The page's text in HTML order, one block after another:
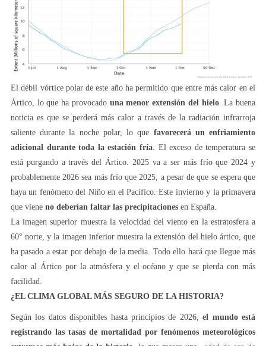
El débil vórtice polar de este año ha permitido que entre más calor en el
Ártico, lo que ha provocado una menor extensión del hielo. La buena
noticia es que se perderá más calor a través de la radiación infrarroja
saliente durante la noche polar, lo que favorecerá un enfriamiento
adicional durante toda la estación fría . El exceso de temperatura se
está purgando a través del Ártico. 2025 va a ser más frío que 2024 y
probablemente 2026 sea más frío que 2025, a pesar de que se espera que
haya un fenómeno del Niño en el Pacífico. Este invierno y la primavera
que viene no deberían faltar las precipitaciones en España.
La imagen superior muestra la velocidad del viento en la estratosfera a
60° norte, y la imagen inferior muestra la extensión del hielo ártico, que
ha pasado a estar por debajo de la media. Todo ello hará que llegue más
calor al Ártico por la atmósfera y el océano y que se pierda con más
facilidad.
¿EL CLIMA GLOBAL MÁS SEGURO DE LA HISTORIA?
Según los datos disponibles hasta principios de 2026,el mundo está
registrando las tasas de mortalidad por fenómenos meteorológicos